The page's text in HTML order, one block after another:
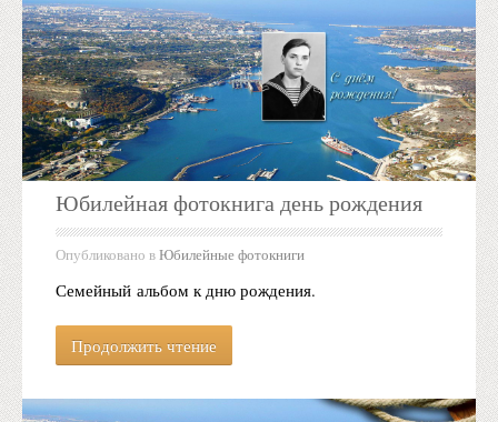
Юбилейная фотокнига день рождения
Опубликовано вЮбилейные фотокниги
Семейный альбом к дню рождения.
Продолжить чтение